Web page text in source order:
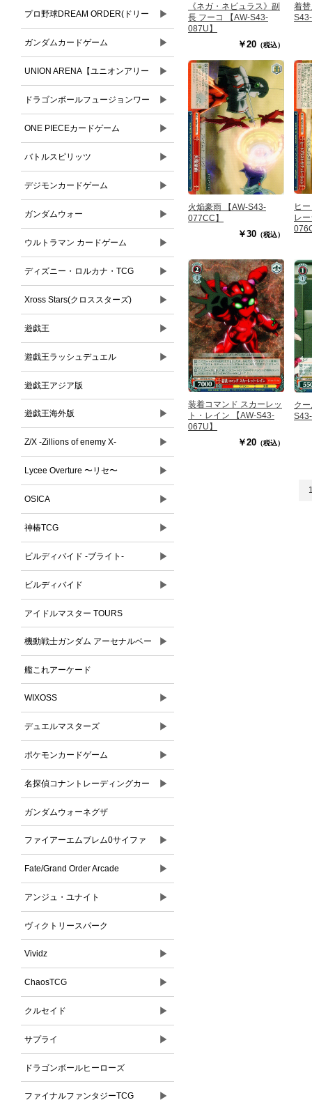
GAME(ホロライブオフィシャルカ
ードゲーム)
プロ野球DREAM ORDER(ドリー
ムオーダー)
▶
ガンダムカードゲーム ▶
UNION ARENA【ユニオンアリー
ナ】
▶
ドラゴンボールフュージョンワー
ルド
▶
ONE PIECEカードゲーム ▶
バトルスピリッツ ▶
デジモンカードゲーム ▶
ガンダムウォー ▶
ウルトラマン カードゲーム ▶
ディズニー・ロルカナ・TCG ▶
Xross Stars(クロススターズ) ▶
遊戯王 ▶
遊戯王ラッシュデュエル ▶
遊戯王アジア版
遊戯王海外版 ▶
Z/X -Zillions of enemy X- ▶
Lycee Overture 〜リセ〜 ▶
OSICA ▶
神椿TCG ▶
ビルディバイド -ブライト- ▶
ビルディバイド ▶
アイドルマスター TOURS
機動戦士ガンダム アーセナルベー
ス
▶
艦これアーケード
WIXOSS ▶
デュエルマスターズ ▶
ポケモンカードゲーム ▶
名探偵コナントレーディングカー
ドゲーム
▶
ガンダムウォーネグザ
ファイアーエムブレム0サイファ ▶
Fate/Grand Order Arcade ▶
アンジュ・ユナイト ▶
ヴィクトリースパーク
Vividz ▶
ChaosTCG ▶
クルセイド ▶
サプライ ▶
ドラゴンボールヒーローズ
ファイナルファンタジーTCG ▶
《ネガ・ネビュラス》副
長 フーコ 【AW-S43-
087U】
￥20 （税込）
着
火焔豪雨 【AW-S43-
077CC】
￥30 （税込）
ヒ
レ
装着コマンド スカーレッ
ト・レイン 【AW-S43-
067U】
￥20 （税込）
ク